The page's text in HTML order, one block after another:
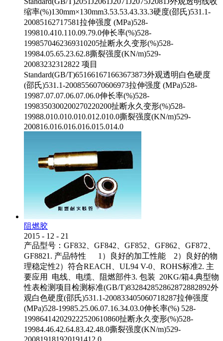
缩率(%)130mm×130mm3.53.53.43.33.3硬度(邵氏)531.1-
20085162717581拉伸强度 (MPa)528-
199810.410.110.09.79.0伸长率(%)528-
1998570462369310205扯断永久变形(%)528-
19984.05.65.23.62.8撕裂强度(KN/m)529-
20083232312822 项目
Standard(GB/T)651661671663673873外观透明白色硬度
(邵氏)531.1-2008556070606973拉伸强度 (MPa)528-
19987.07.07.06.07.06.0伸长率(%)528-
1998350300200270220200扯断永久变形(%)528-
19988.010.010.010.012.010.0撕裂强度(KN/m)529-
200816.016.016.016.015.014.0
阻燃胶
2015 - 12 - 21
产品型号：GF832、GF842、GF852、GF862、GF872、
GF8821. 产品特性 1）良好的加工性能 2）良好的物
理稳定性2）符合REACH、UL94 V-0、ROHS标准2. 主
要应用 电线、电缆、阻燃部件3. 包装 20KG/箱4.典型物
性表检测项目检测标准(GB/T)832842852862872882892外
观白色硬度(邵氏)531.1-200833405060718287拉伸强度
(MPa)528-19985.25.06.07.16.34.03.0伸长率(%) 528-
199864142029222520610860扯断永久变形(%)528-
19984.46.42.64.83.42.48.0撕裂强度(KN/m)529-
200819181920191412.0